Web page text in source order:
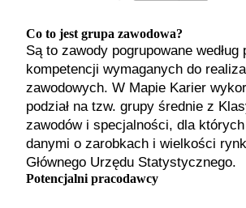
Co to jest grupa zawodowa?
Są to zawody pogrupowane według
kompetencji wymaganych do
zawodowych. W Mapie Karier
podział na tzw. grupy średnie z
zawodów i specjalności, dla
danymi o zarobkach i wielkości
Głównego Urzędu Statystycznego.
Potencjalni pracodawcy